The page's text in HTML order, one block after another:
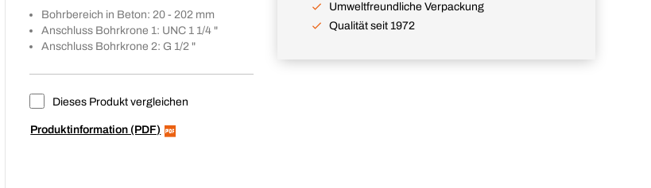
Bohrbereich in Beton: 20 - 202 mm
Anschluss Bohrkrone 1: UNC 1 1/4 "
Anschluss Bohrkrone 2: G 1/2 "
Dieses Produkt vergleichen
Produktinformation (PDF)
Umweltfreundliche Verpackung
Qualität seit 1972